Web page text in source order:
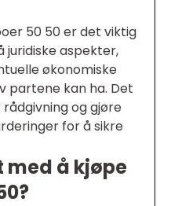
50 50 er det viktig
aspekter,
økonomiske
partene kan ha. Det
og gjøre
for å sikre
med å kjøpe